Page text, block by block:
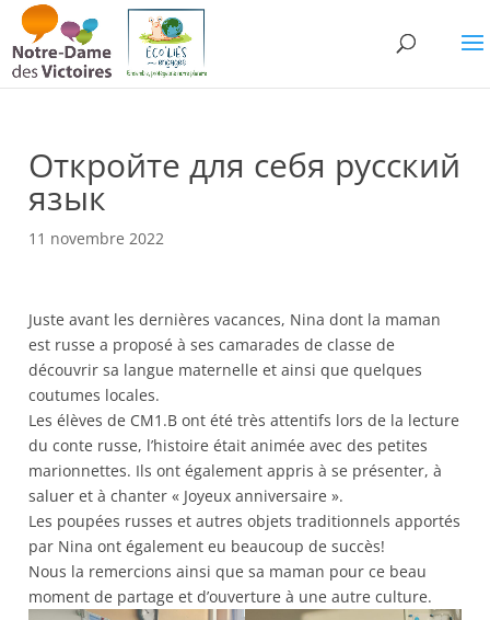
Откройте для себя русский
язык
11 novembre 2022
Juste avant les dernières vacances, Nina dont la maman
est russe a proposé à ses camarades de classe de
découvrir sa langue maternelle et ainsi que quelques
coutumes locales.
Les élèves de CM1.B ont été très attentifs lors de la lecture
du conte russe, l’histoire était animée avec des petites
marionnettes. Ils ont également appris à se présenter, à
saluer et à chanter « Joyeux anniversaire ».
Les poupées russes et autres objets traditionnels apportés
par Nina ont également eu beaucoup de succès!
Nous la remercions ainsi que sa maman pour ce beau
moment de partage et d’ouverture à une autre culture.